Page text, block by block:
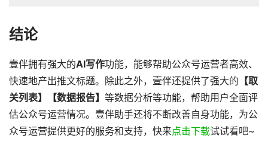
结论
壹伴拥有强大的AI写作功能，能够帮助公众号运营者高效、
快速地产出推文标题。除此之外，壹伴还提供了强大的 【取
关列表】【数据报告】 等数据分析等功能，帮助用户全面评
估公众号运营情况。壹伴助手还将不断改善自身功能，为公
众号运营提供更好的服务和支持，快来点击下载试试看吧~